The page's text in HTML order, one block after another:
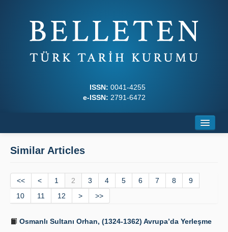
ISSN: 0041-4255
e-ISSN: 2791-6472
Journal Boards
Writing Rules
Principles
Similar Articles
<< < 1 2 3 4 5 6 7 8
9
10
11 12 > >>
Osmanlı Sultanı Orhan, (1324-1362) Avrupa’da Yerleşme